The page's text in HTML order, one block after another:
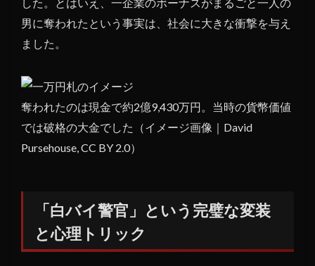
人・
捜査
費
──
それ
でも
に届
7
有力
男に奪われたという事実は、社会に大きな衝撃を与え
ました。
奪われたのは現金で約2億9,430万円。当時の貨幣価値
では破格の大金でした（イメージ画像｜David
Pursehouse, CC BY 2.0）
「白バイ警官」という完璧な変装
と心理トリック